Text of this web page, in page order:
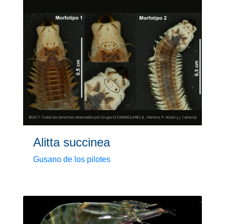
Alitta succinea
Gusano de los pilotes